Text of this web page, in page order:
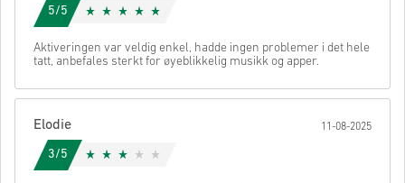
5/5
Aktiveringen var veldig enkel, hadde ingen problemer i det hele
tatt, anbefales sterkt for øyeblikkelig musikk og apper.
Elodie 11-08-2025
3/5